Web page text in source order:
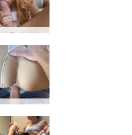
이반과 올리 성적 치유
살리와 퀸 플레이타임